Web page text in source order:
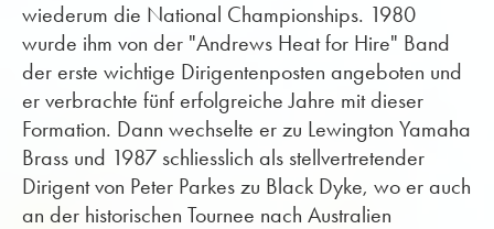
wiederum die National Championships. 1980
wurde ihm von der "Andrews Heat for Hire" Band
der erste wichtige Dirigentenposten angeboten und
er verbrachte fünf erfolgreiche Jahre mit dieser
Formation. Dann wechselte er zu Lewington Yamaha
Brass und 1987 schliesslich als stellvertretender
Dirigent von Peter Parkes zu Black Dyke, wo er auch
an der historischen Tournee nach Australien